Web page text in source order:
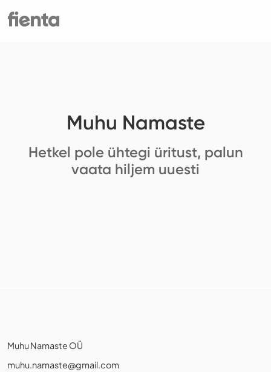
Muhu Namaste
Hetkel pole ühtegi üritust, palun
vaata hiljem uuesti
Muhu Namaste OÜ
muhu.namaste@gmail.com